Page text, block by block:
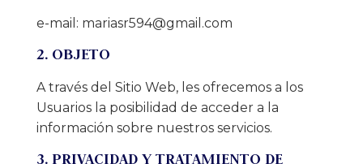
e-mail: mariasr594@gmail.com
2. OBJETO
A través del Sitio Web, les ofrecemos a los
Usuarios la posibilidad de acceder a la
información sobre nuestros servicios.
3. PRIVACIDAD Y TRATAMIENTO DE